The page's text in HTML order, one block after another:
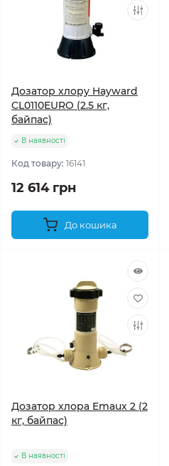
Дозатор хлору Hayward
CL0110EURO (2.5 кг,
байпас)
В наявності
Код товару: 16141
12 614 грн
До кошика
Дозатор хлора Emaux 2 (2
кг, байпас)
В наявності